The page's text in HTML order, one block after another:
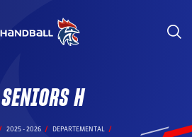
H
2025 - 2026
DEPARTEMENTAL